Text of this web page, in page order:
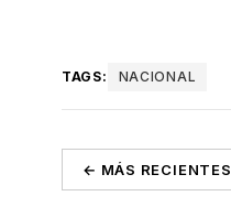
TAGS: NACIONAL
← MÁS RECIENTES